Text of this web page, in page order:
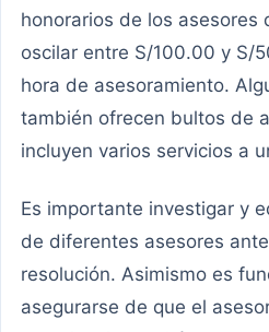
honorarios de los asesores
oscilar entre S/100.00 y S/
hora de asesoramiento.
también ofrecen bultos de
incluyen varios servicios a
Es importante investigar y
de diferentes asesores
resolución. Asimismo es
asegurarse de que el